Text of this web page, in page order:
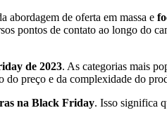
abordagem de oferta em massa e
pontos de contato ao longo do
de 2023. As categorias mais
do preço e da complexidade do
na Black Friday. Isso significa